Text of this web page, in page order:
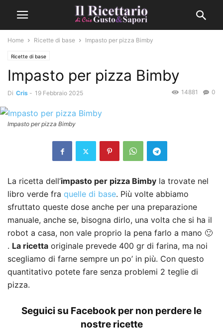
Home Ricette di base Impasto per pizza Bimby
Ricette di base
Impasto per pizza Bimby
Di Cris - 19 Febbraio 2025 0
14881
Impasto per pizza Bimby
La ricetta dell’impasto per pizza Bimby la trovate nel
libro verde fra quelle di base. Più volte abbiamo
sfruttato queste dose anche per una preparazione
manuale, anche se, bisogna dirlo, una volta che si ha il
robot a casa, non vale proprio la pena farlo a mano 🙂
. La ricetta originale prevede 400 gr di farina, ma noi
scegliamo di farne sempre un po’ in più. Con questo
quantitativo potete fare senza problemi 2 teglie di
pizza.
Seguici su Facebook per non perdere le
nostre ricette